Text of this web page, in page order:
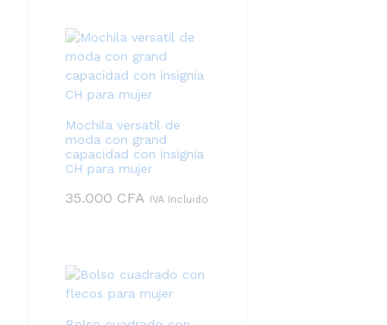
Mochila versatil de
moda con grand
capacidad con insignia
CH para mujer
35.000 CFA IVA Incluido